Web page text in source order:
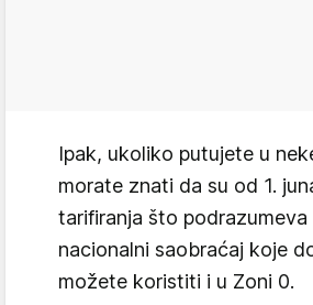
Ipak, ukoliko putujete u
morate znati da su od 1.
tarifiranja što
nacionalni saobraćaj koje
možete koristiti i u Zoni 0.